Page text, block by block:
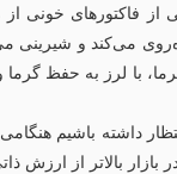
فاکتورهای خونی
می‌کند و
با لرز به حفظ
داشته باشیم
بالاتر از ارزش